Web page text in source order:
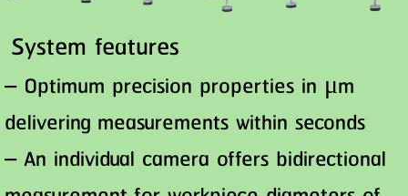
System features
– Optimum precision properties in μm
delivering measurements within seconds
– An individual camera offers bidirectional